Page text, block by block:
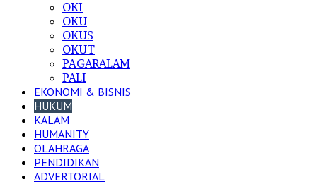
OKI
OKU
OKUS
OKUT
PAGARALAM
PALI
EKONOMI & BISNIS
HUKUM
KALAM
HUMANITY
OLAHRAGA
PENDIDIKAN
ADVERTORIAL